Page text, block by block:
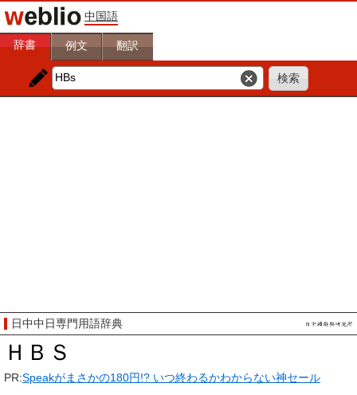
中国語
辞書 例文 翻訳
日中中日専門用語辞典
ＨＢＳ
PR:Speakがまさかの180円!? いつ終わるかわからない神セール